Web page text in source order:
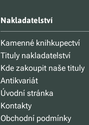
Nakladatelství
Kamenné knihkupectví
Tituly nakladatelství
Kde zakoupit naše tituly
Antikvariát
Úvodní stránka
Kontakty
Obchodní podmínky